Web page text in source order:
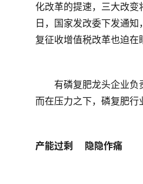
化改革的提速，三大改
日，国家发改委下发通
复征收增值税改革也迫在
有磷复肥龙头企业负责
而在压力之下，磷复肥
产能过剩 　隐隐作痛